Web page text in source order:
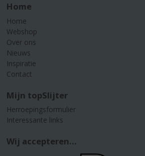
Home
Home
Webshop
Over ons
Nieuws
Inspiratie
Contact
Mijn topSlijter
Herroepingsformulier
Interessante links
Wij accepteren...